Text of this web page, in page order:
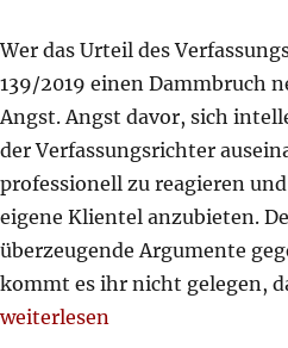
Wer das Urteil des
139/2019 einen Dammbruch
Angst. Angst davor, sich
der Verfassungsrichter
professionell zu reagieren
eigene Klientel anzubieten.
überzeugende Argumente
kommt es ihr nicht gelegen,
„Das VfGH-Urteil zum
weiterlesen